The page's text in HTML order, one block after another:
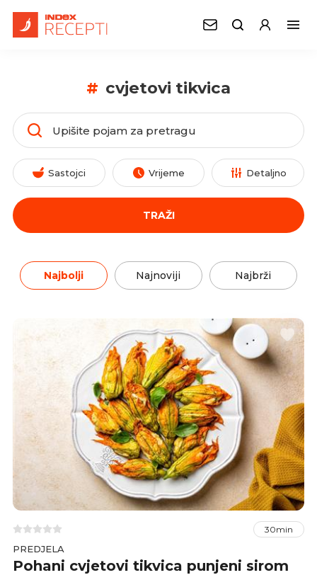
# cvjetovi tikvica
Sastojci Vrijeme Detaljno
TRAŽI
Najbolji Najnoviji Najbrži
30min
PREDJELA
Pohani cvjetovi tikvica punjeni sirom